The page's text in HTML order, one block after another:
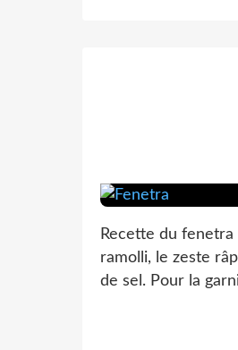
Recette du
ramolli, le zeste
de sel. Pour la